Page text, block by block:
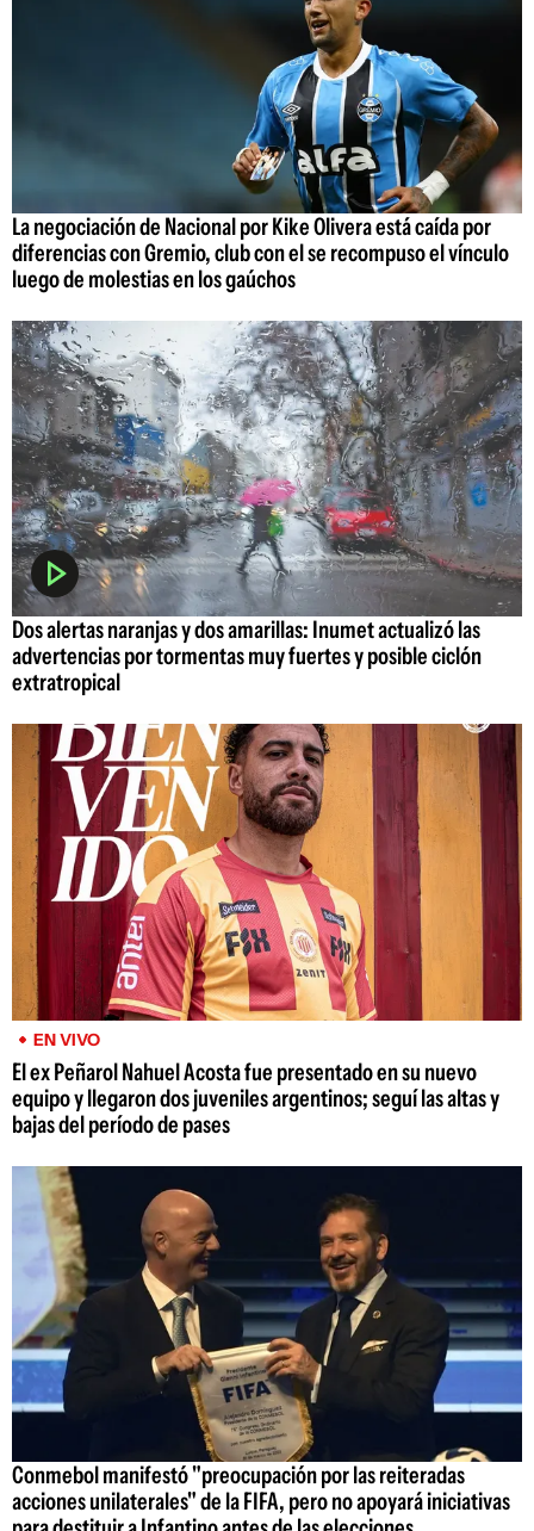
La negociación de Nacional por Kike Olivera está caída por
diferencias con Gremio, club con el se recompuso el vínculo
luego de molestias en los gaúchos
Dos alertas naranjas y dos amarillas: Inumet actualizó las
advertencias por tormentas muy fuertes y posible ciclón
extratropical
EN VIVO
El ex Peñarol Nahuel Acosta fue presentado en su nuevo
equipo y llegaron dos juveniles argentinos; seguí las altas y
bajas del período de pases
Conmebol manifestó "preocupación por las reiteradas
acciones unilaterales" de la FIFA, pero no apoyará iniciativas